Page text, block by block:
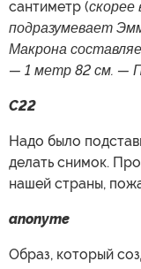
сантиметр (скорее
подразумевает
Макрона
— 1 метр 82 см. —
C22
Надо было
делать снимок.
нашей страны,
anonyme
Образ, который